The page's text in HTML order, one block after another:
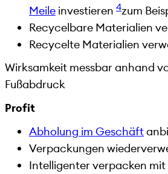
Meile investieren 4zum
Recycelbare Materialien
Recycelte Materialien
Wirksamkeit messbar anhand
Fußabdruck
Profit
Abholung im Geschäft
Verpackungen
Intelligenter verpacken